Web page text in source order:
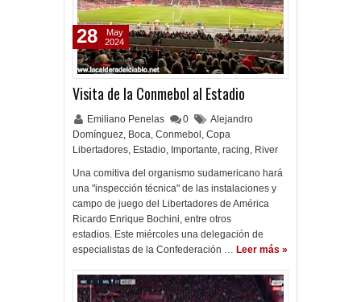
Visita de la Conmebol al Estadio
Emiliano Penelas 0
Alejandro
Domínguez, Boca, Conmebol , Copa
Libertadores, Estadio, Importante, racing, River
Una comitiva del organismo sudamericano hará
una "inspección técnica" de las instalaciones y
campo de juego del Libertadores de América
Ricardo Enrique Bochini, entre otros
estadios. Este miércoles una delegación de
especialistas de la Confederación … Leer más »
28
May
2024